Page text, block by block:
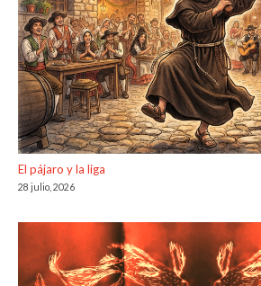
El pájaro y la liga
28 julio, 2026